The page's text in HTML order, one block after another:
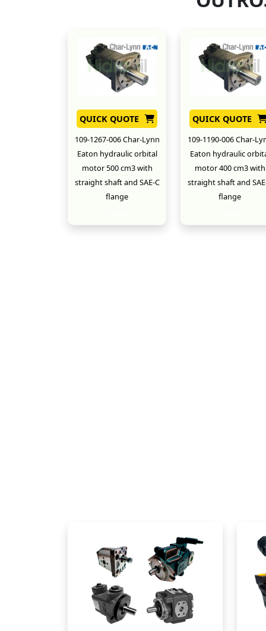
QUICK QUOTE
109-1267-006 Char-Lynn
Eaton hydraulic orbital
motor 500 cm3 with
straight shaft and SAE-C
flange
QUICK QUOTE
109-1190-006 Char-
Eaton hydraulic
motor 400 cm3 with
straight shaft and
flange